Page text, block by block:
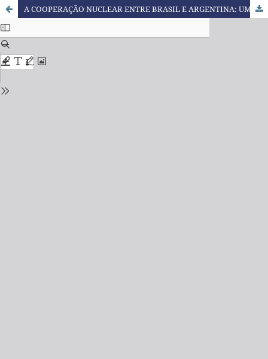
A COOPERAÇÃO NUCLEAR ENTRE BRASIL E ARGENTINA: UMA CONTRIBUIÇÃO À CONSTRUÇÃO DE CONFIANÇA NAS RELAÇÕES BILATERAIS